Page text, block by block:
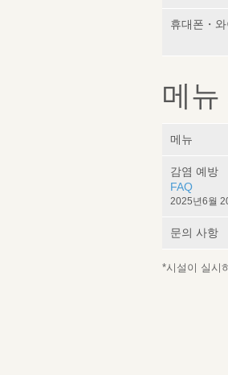
휴대폰・
메뉴
메뉴
감염 예방
FAQ
2025년6월
문의 사항
*시설이 실시